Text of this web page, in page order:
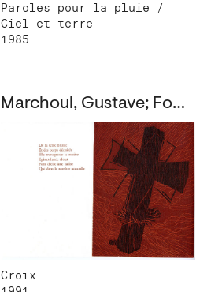
Paroles pour la pluie /
Ciel et terre
1985
Marchoul, Gustave; Foulon, Roger
Croix